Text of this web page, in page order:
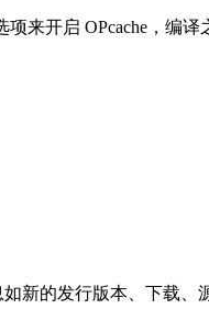
来开启 OPcache，编译
新的发行版本、下载